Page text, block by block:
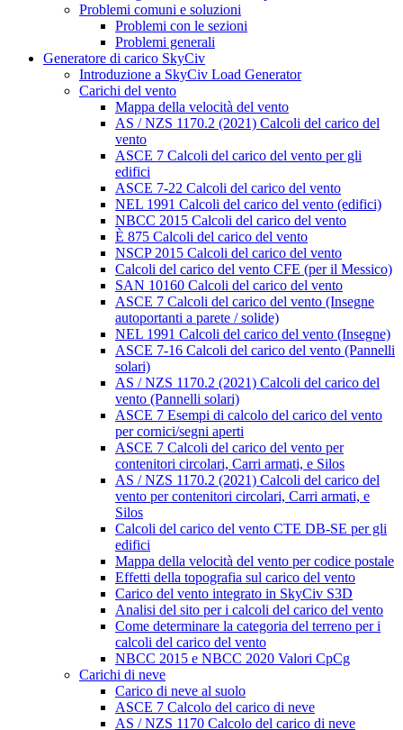
Problemi comuni e soluzioni
Problemi con le sezioni
Problemi generali
Generatore di carico SkyCiv
Introduzione a SkyCiv Load Generator
Carichi del vento
Mappa della velocità del vento
AS / NZS 1170.2 (2021) Calcoli del carico del
vento
ASCE 7 Calcoli del carico del vento per gli
edifici
ASCE 7-22 Calcoli del carico del vento
NEL 1991 Calcoli del carico del vento (edifici)
NBCC 2015 Calcoli del carico del vento
È 875 Calcoli del carico del vento
NSCP 2015 Calcoli del carico del vento
Calcoli del carico del vento CFE (per il Messico)
SAN 10160 Calcoli del carico del vento
ASCE 7 Calcoli del carico del vento (Insegne
autoportanti a parete / solide)
NEL 1991 Calcoli del carico del vento (Insegne)
ASCE 7-16 Calcoli del carico del vento (Pannelli
solari)
AS / NZS 1170.2 (2021) Calcoli del carico del
vento (Pannelli solari)
ASCE 7 Esempi di calcolo del carico del vento
per cornici/segni aperti
ASCE 7 Calcoli del carico del vento per
contenitori circolari, Carri armati, e Silos
AS / NZS 1170.2 (2021) Calcoli del carico del
vento per contenitori circolari, Carri armati, e
Silos
Calcoli del carico del vento CTE DB-SE per gli
edifici
Mappa della velocità del vento per codice postale
Effetti della topografia sul carico del vento
Carico del vento integrato in SkyCiv S3D
Analisi del sito per i calcoli del carico del vento
Come determinare la categoria del terreno per i
calcoli del carico del vento
NBCC 2015 e NBCC 2020 Valori CpCg
Carichi di neve
Carico di neve al suolo
ASCE 7 Calcolo del carico di neve
AS / NZS 1170 Calcolo del carico di neve